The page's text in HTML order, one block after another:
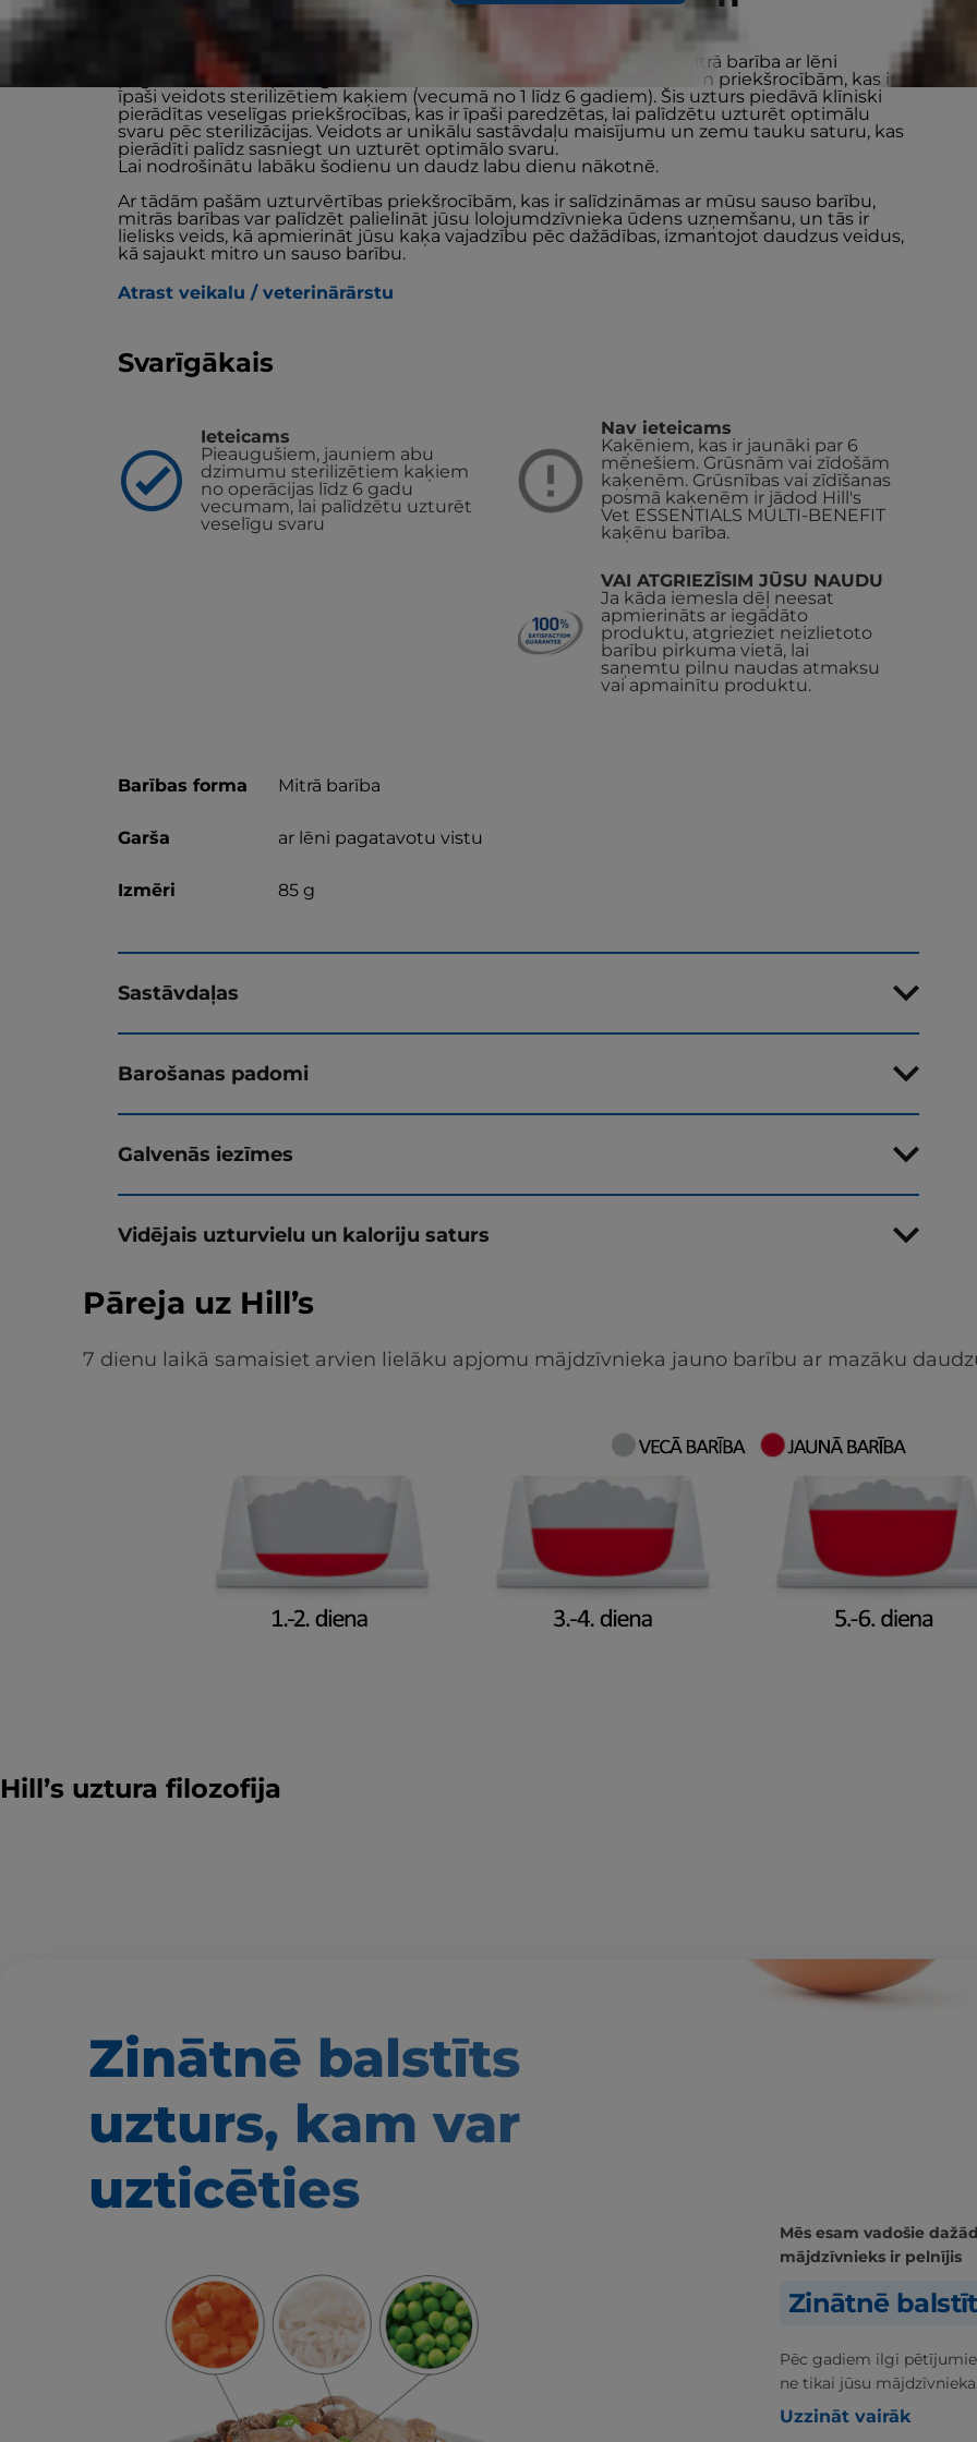
Hill’s VET ESSENTIALS MULTI-BENEFIT + LOW FAT + HIGH FIBRE mitrā barība ar lēni
pagatavotu vistu pieaugušiem kaķiem nodrošina uzturu ar vairākām priekšrocībām, kas ir
īpaši veidots sterilizētiem kaķiem (vecumā no 1 līdz 6 gadiem). Šis uzturs piedāvā klīniski
pierādītas veselīgas priekšrocības, kas ir īpaši paredzētas, lai palīdzētu uzturēt optimālu
svaru pēc sterilizācijas. Veidots ar unikālu sastāvdaļu maisījumu un zemu tauku saturu, kas
pierādīti palīdz sasniegt un uzturēt optimālo svaru.
Lai nodrošinātu labāku šodienu un daudz labu dienu nākotnē.
Ar tādām pašām uzturvērtības priekšrocībām, kas ir salīdzināmas ar mūsu sauso barību,
mitrās barības var palīdzēt palielināt jūsu lolojumdzīvnieka ūdens uzņemšanu, un tās ir
lielisks veids, kā apmierināt jūsu kaķa vajadzību pēc dažādības, izmantojot daudzus veidus,
kā sajaukt mitro un sauso barību.
Atrast veikalu / veterinārārstu
Svarīgākais
Ieteicams
Pieaugušiem, jauniem abu
dzimumu sterilizētiem kaķiem
no operācijas līdz 6 gadu
vecumam, lai palīdzētu uzturēt
veselīgu svaru
Nav ieteicams
Kaķēniem, kas ir jaunāki par 6
mēnešiem. Grūsnām vai zīdošām
kaķenēm. Grūsnības vai zīdīšanas
posmā kaķenēm ir jādod Hill's
Vet ESSENTIALS MULTI-BENEFIT
kaķēnu barība.
VAI ATGRIEZĪSIM JŪSU NAUDU
Ja kāda iemesla dēļ neesat
apmierināts ar iegādāto
produktu, atgrieziet neizlietoto
barību pirkuma vietā, lai
saņemtu pilnu naudas atmaksu
vai apmainītu produktu.
Barības forma Mitrā barība
Garša ar lēni pagatavotu vistu
Izmēri 85 g
Sastāvdaļas
Barošanas padomi
Galvenās iezīmes
Vidējais uzturvielu un kaloriju saturs
Pāreja uz Hill’s
7 dienu laikā samaisiet arvien lielāku apjomu mājdzīvnieka jauno barību ar mazāku
Hill’s uztura filozofija
Zinātnē balstīts
uzturs, kam var
uzticēties
Mēs esam vadošie
mājdzīvnieks ir pelnījis
Zinātnē
Pēc gadiem ilgi
ne tikai jūsu
Uzzināt vairāk